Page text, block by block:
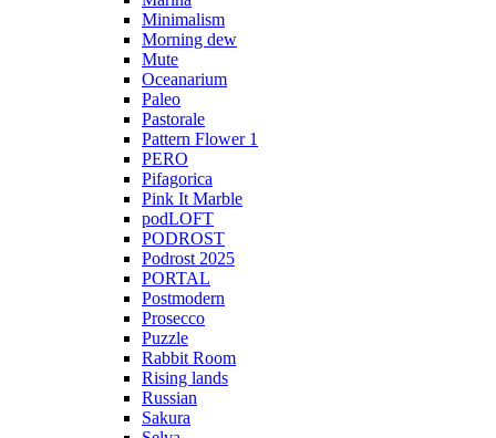
Minimalism
Morning dew
Mute
Oceanarium
Paleo
Pastorale
Pattern Flower 1
PERO
Pifagorica
Pink It Marble
podLOFT
PODROST
Podrost 2025
PORTAL
Postmodern
Prosecco
Puzzle
Rabbit Room
Rising lands
Russian
Sakura